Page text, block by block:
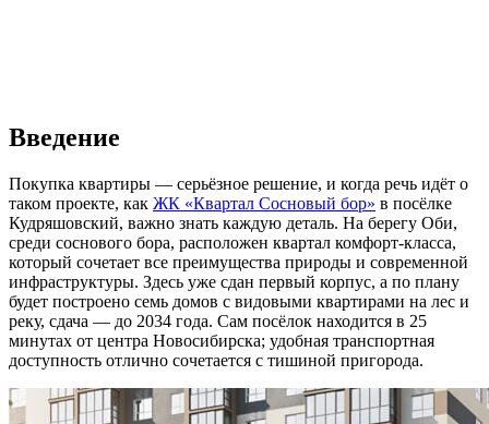
Введение
Покупка квартиры — серьёзное решение, и когда речь идёт о
таком проекте, как ЖК «Квартал Сосновый бор» в посёлке
Кудряшовский, важно знать каждую деталь. На берегу Оби,
среди соснового бора, расположен квартал комфорт-класса,
который сочетает все преимущества природы и современной
инфраструктуры. Здесь уже сдан первый корпус, а по плану
будет построено семь домов с видовыми квартирами на лес и
реку, сдача — до 2034 года. Сам посёлок находится в 25
минутах от центра Новосибирска; удобная транспортная
доступность отлично сочетается с тишиной пригорода.